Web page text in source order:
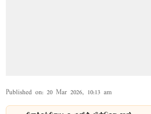
Published on: 20 Mar 2026, 10:13 am